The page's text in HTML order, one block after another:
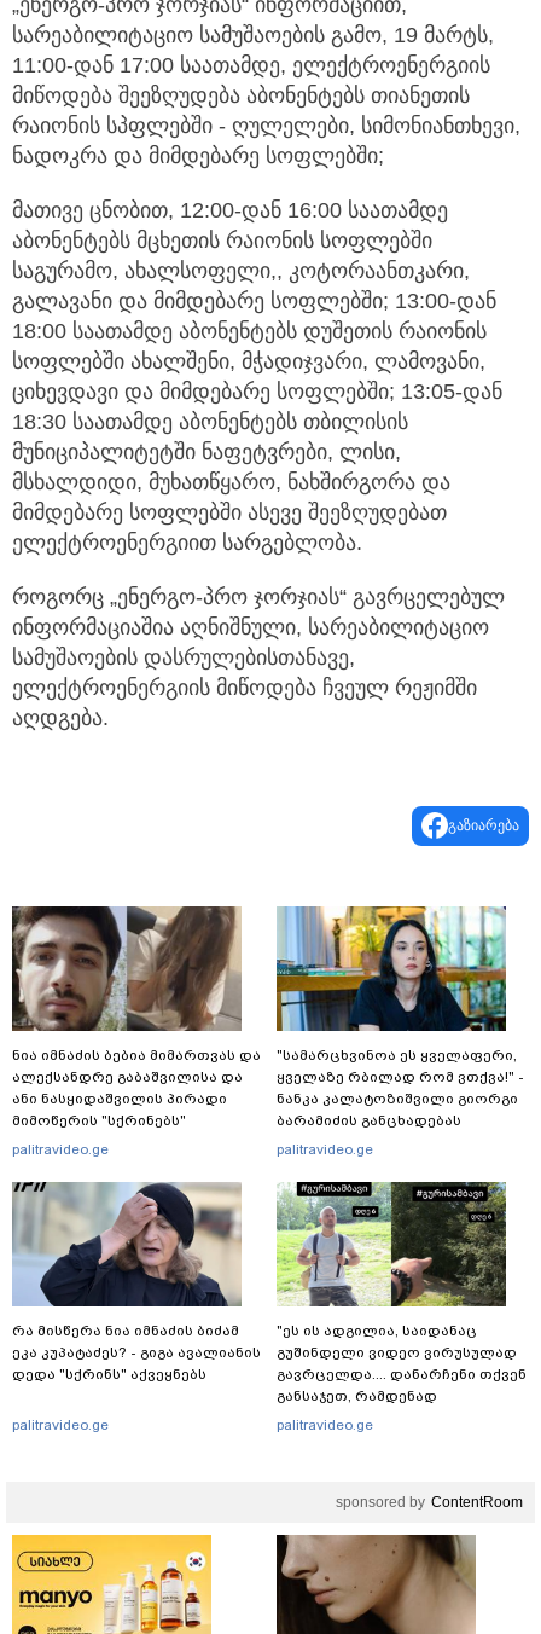
სარეაბილიტაციო სამუშაოების გამო, 19 მარტს,
11:00-დან 17:00 საათამდე, ელექტროენერგიის
მიწოდება შეეზღუდება აბონენტებს თიანეთის
რაიონის სპფლებში - ღულელები, სიმონიანთხევი,
ნადოკრა და მიმდებარე სოფლებში;
მათივე ცნობით, 12:00-დან 16:00 საათამდე
აბონენტებს მცხეთის რაიონის სოფლებში
საგურამო, ახალსოფელი,, კოტორაანთკარი,
გალავანი და მიმდებარე სოფლებში; 13:00-დან
18:00 საათამდე აბონენტებს დუშეთის რაიონის
სოფლებში ახალშენი, მჭადიჯვარი, ლამოვანი,
ციხევდავი და მიმდებარე სოფლებში; 13:05-დან
18:30 საათამდე აბონენტებს თბილისის
მუნიციპალიტეტში ნაფეტვრები, ლისი,
მსხალდიდი, მუხათწყარო, ნახშირგორა და
მიმდებარე სოფლებში ასევე შეეზღუდებათ
ელექტროენერგიით სარგებლობა.
როგორც „ენერგო-პრო ჯორჯიას“ გავრცელებულ
ინფორმაციაშია აღნიშნული, სარეაბილიტაციო
სამუშაოების დასრულებისთანავე,
ელექტროენერგიის მიწოდება ჩვეულ რეჟიმში
აღდგება.
გაზიარება
ნია იმნაძის ბებია მიმართვას და
ალექსანდრე გაბაშვილისა და
ანი ნასყიდაშვილის პირადი
მიმოწერის "სქრინებს"
ავრცელებს
palitravideo.ge
რა მისწერა ნია იმნაძის ბიძამ
ეკა კუპატაძეს? - გიგა ავალიანის
დედა "სქრინს" აქვეყნებს
palitravideo.ge
"სა­მარ­ცხვი­ნოა ეს ყვე­ლა­ფე­რი,
ყვე­ლა­ზე რბი­ლად რომ ვთქვა!" -
ნანკა კალატოზიშვილი გიორგი
ბარამიძის განცხადებას
ეხმაურება
palitravideo.ge
"ეს ის ადგილია, საიდანაც
გუშინდელი ვიდეო ვირუსულად
გავრცელდა.... დანარჩენი თქვენ
განსაჯეთ, რამდენად
შესაძლებელია აქ ადამიანის
გურამ დადიანიძე გაუჩინარდა?
palitravideo.ge
sponsored by ContentRoom